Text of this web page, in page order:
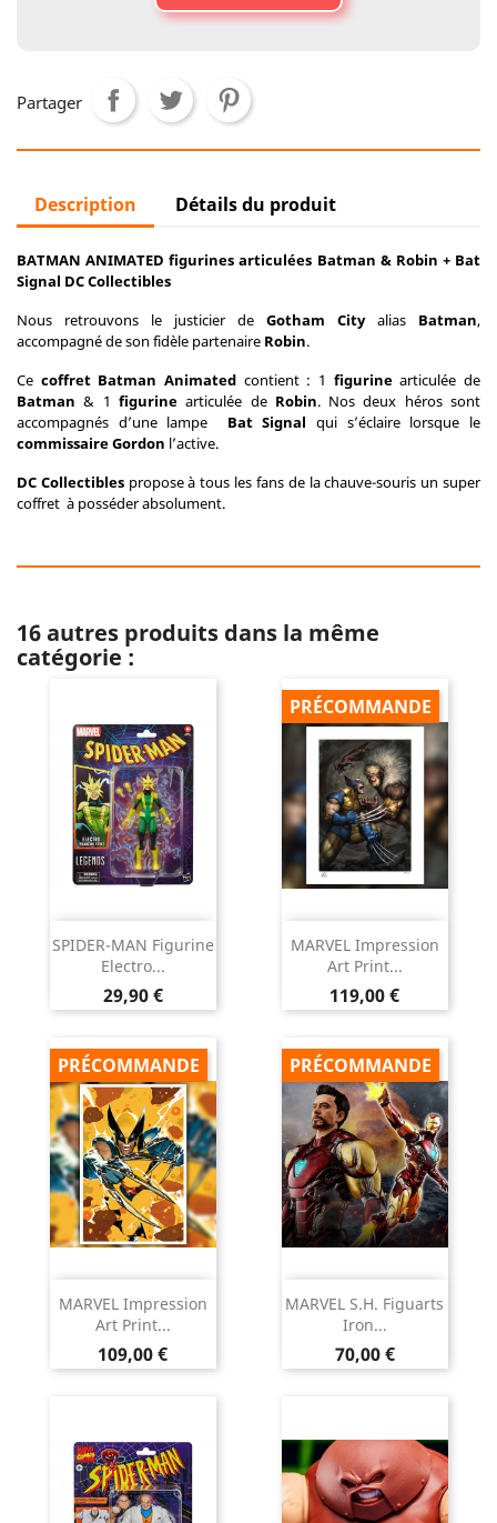
Partager
Description Détails du produit
BATMAN ANIMATED figurines articulées Batman & Robin + Bat
Signal DC Collectibles
Nous retrouvons le justicier de Gotham Cityalias Batman,
accompagné de son fidèle partenaire Robin.
Ce coffret Batman Animated contient : 1 figurinearticulée de
Batman & 1 figurinearticulée deRobin. Nos deux héros sont
accompagnés d’une lampe Bat Signalqui s’éclaire lorsque le
commissaire Gordon l’active.
DC Collectiblespropose à tous les fans de la chauve-souris un super
coffret à posséder absolument.
16 autres produits dans la même
catégorie :
SPIDER-MAN Figurine
Electro...
Prix
29,90 €
MARVEL Impression
Art Print...
Prix
119,00 €
PRÉCOMMANDE
MARVEL Impression
Art Print...
Prix
109,00 €
PRÉCOMMANDE
MARVEL S.H. Figuarts
Iron...
Prix
70,00 €
PRÉCOMMANDE